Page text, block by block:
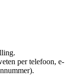
per telefoon, e-